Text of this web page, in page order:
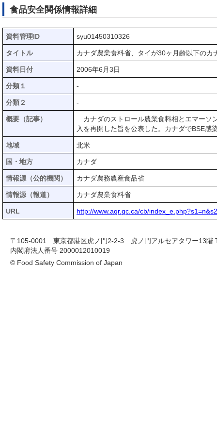
食品安全関係情報詳細
資料管理ID syu01450310326
タイトル カナダ農業食料省、タイが30ヶ月齢以下の
資料日付 2006年6月3日
分類１ -
分類２ -
概要（記事）
カナダのストロール農業食料相とエマーソ
入を再開した旨を公表した。カナダでBSE
地域 北米
国・地方 カナダ
情報源（公的機関） カナダ農務農産食品省
情報源（報道） カナダ農業食料省
URL http://www.agr.gc.ca/cb/
〒105-0001 東京都港区虎ノ門2-2-3 虎ノ門アルセアタワー13階
内閣府法人番号 2000012010019
© Food Safety Commission of Japan